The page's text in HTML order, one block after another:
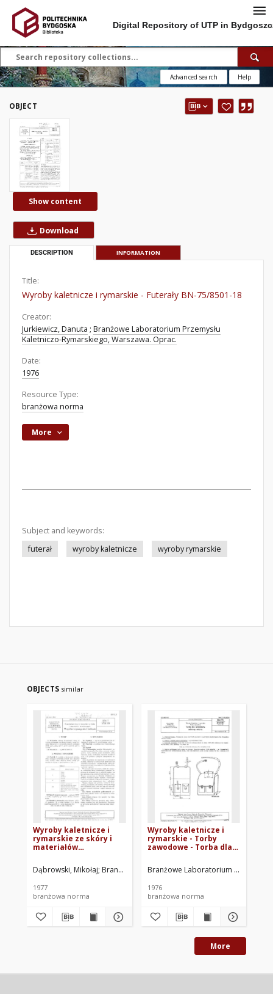
Digital Repository of UTP in
Advanced search Help
OBJECT
Show content
Download
DESCRIPTION INFORMATION
Title:
Wyroby kaletnicze i rymarskie - Futerały BN-75/8501-18
Creator:
Jurkiewicz, Danuta ; Branżowe Laboratorium Przemysłu
Kaletniczo-Rymarskiego, Warszawa. Oprac.
Date:
1976
Resource Type:
branżowa norma
More
Subject and keywords:
futerał
wyroby kaletnicze wyroby rymarskie
OBJECTS similar
Wyroby kaletnicze i
rymarskie ze skóry i
materiałów
Wspólne wymagania i
badania BN-77/8501-19
Dąbrowski, Mikołaj Branżowe Laboratorium Przemysłu Kaletniczo-
1977
branżowa norma
Wyroby kaletnicze i
rymarskie - Torby
zawodowe - Torba dla
mienia BN-75/8501-17
Arkusz 06
Branżowe Laboratorium
1976
branżowa norma
More